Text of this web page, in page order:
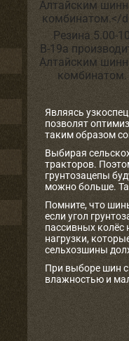
Резина 5.00-10
В-19а
Алтайским
комбинатом.
Являясь
позволят
таким образом
Выбирая
тракторов.
грунтозацепы
можно больше.
Помните, что
если угол
пассивных колёс
нагрузки,
сельхозшины
При выборе шин с
влажностью и